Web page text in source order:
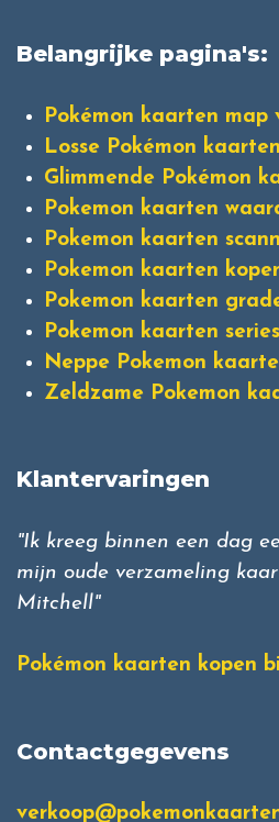
Belangrijke pagina's:
Pokémon kaarten map
Losse Pokémon
Glimmende Pokémon
Pokemon kaarten
Pokemon kaarten
Pokemon kaarten
Pokemon kaarten
Pokemon kaarten series
Neppe Pokemon
Zeldzame Pokemon
Klantervaringen
"Ik kreeg binnen een dag
mijn oude verzameling
Mitchell"
Pokémon kaarten kopen
Contactgegevens